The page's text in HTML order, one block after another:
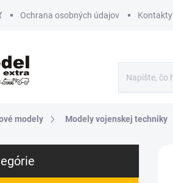
Ochrana osobných údajov Kontakty
modely Modely vojenskej techniky